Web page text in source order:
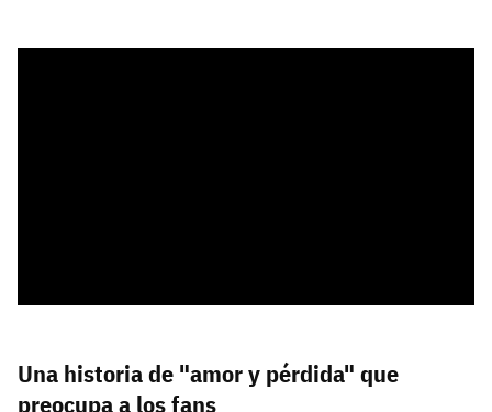
Una historia de "amor y pérdida" que
preocupa a los fans